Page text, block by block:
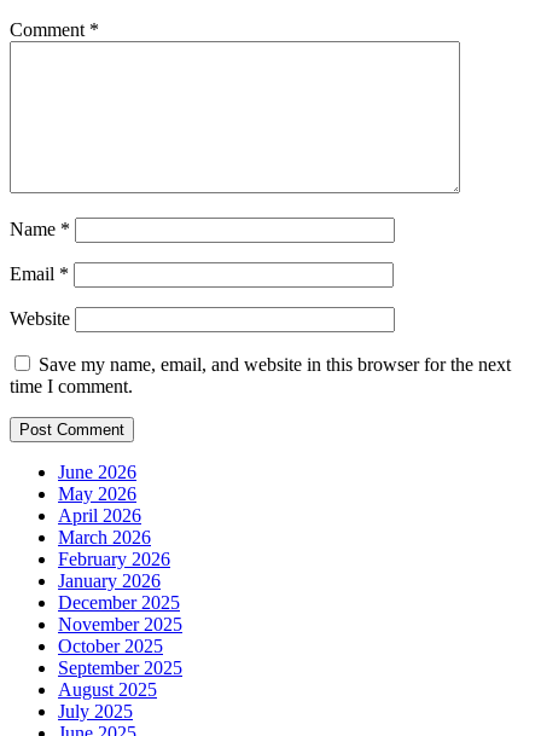
Comment *
Name *
Email *
Website
Save my name, email, and website in this browser for the next
time I comment.
June 2026
May 2026
April 2026
March 2026
February 2026
January 2026
December 2025
November 2025
October 2025
September 2025
August 2025
July 2025